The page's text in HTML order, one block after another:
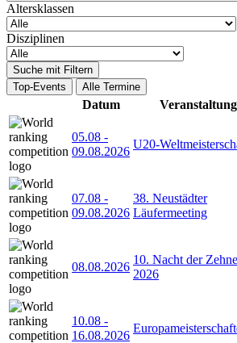
Altersklassen
Disziplinen
Suche mit Filtern
Top-Events
Alle Termine
Datum Veranstaltung
05.08 -
09.08.2026
U20-
07.08 -
09.08.2026
38. Neustädter
Läufermeeting
08.08.2026
10. Nacht der
2026
10.08 -
16.08.2026